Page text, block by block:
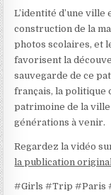
L’identité d’une
construction de la
photos scolaires, et
favorisent la
sauvegarde de ce
français, la politique
patrimoine de la
générations à venir.
Regardez la vidéo
la publication
#Girls #Trip #Paris